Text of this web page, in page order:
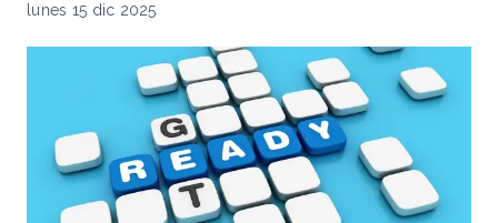
lunes 15 dic 2025